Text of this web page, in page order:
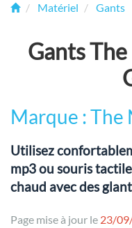
Matériel Gants
Gants
Marque : The
Utilisez
mp3 ou souris
chaud avec des
Page mise à jour le 23/